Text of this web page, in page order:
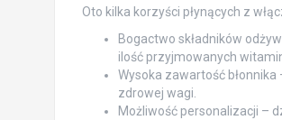
Oto kilka korzyści płynących z
Bogactwo składników
ilość przyjmowanych
Wysoka zawartość
zdrowej wagi.
Możliwość personalizacji –